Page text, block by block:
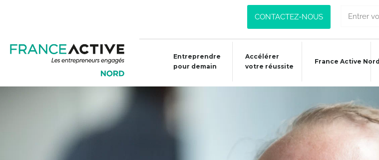
CONTACTEZ-NOUS
Entreprendre
pour demain
Accélérer
votre réussite
France Active Nord